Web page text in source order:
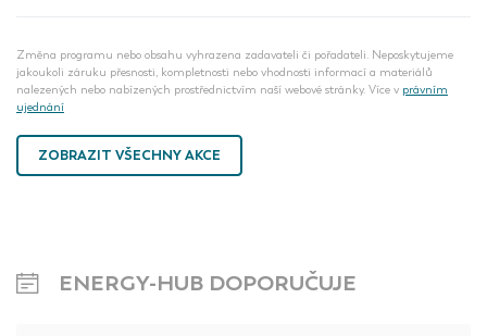
Změna programu nebo obsahu vyhrazena zadavateli či pořadateli. Neposkytujeme
jakoukoli záruku přesnosti, kompletnosti nebo vhodnosti informací a materiálů
nalezených nebo nabízených prostřednictvím naší webové stránky. Více v právním
ujednání
ZOBRAZIT VŠECHNY AKCE
ENERGY-HUB DOPORUČUJE